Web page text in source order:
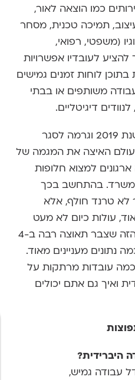
כמו הוצאה לאור,
תמיכה טכנית, מסחר
(משפטי, רפואי,
להציע לעובדיו אפשרויות
לוחות זמנים גמישים
משותפים או בבתי
דיגיטליים.
מגיפת הקורונה שהחלה בשנת 2019 וגרמה לסגר
האיצה את המגמה של
למצוא חלופות
המשרד. בהתחשב בכך
לא טרנד חולף, אלא
עולות כיום לא מעט
שאלות לגבי סגנון העבודה הזה שצבר תאוצה רבה ב-4
נתונים מעניינים מאוד.
עובדות מרתקות על
ואיך גם אתם יכולים
היברידית?
עבודה גמיש,